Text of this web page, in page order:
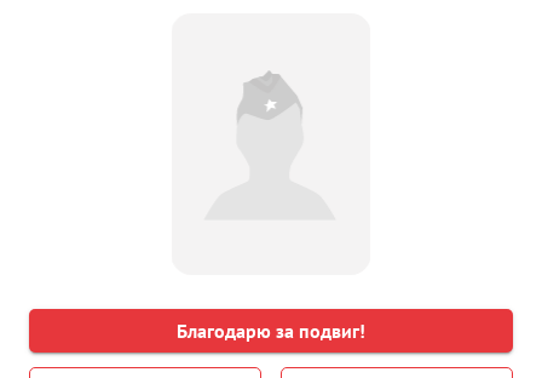
Благодарю за подвиг!